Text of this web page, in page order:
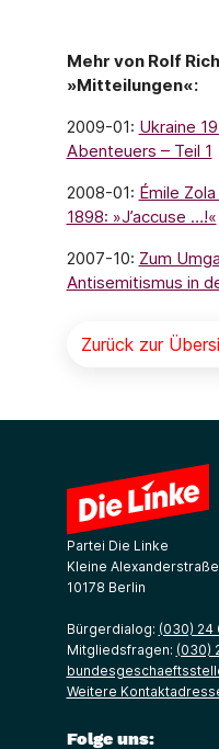
Mehr von Rolf
»Mitteilungen«:
2009-01: Ukraine
Abenteuers – Teil 1
2008-01: Émile
1898: »J’accuse …!«
2007-10: Zum
Antisemitismus in
Zurück zur
Partei Die Linke
Kleine
10178 Berlin
Bürgerdialog: (030) 24
Mitgliedsfragen: (030)
Weitere
Folge uns: